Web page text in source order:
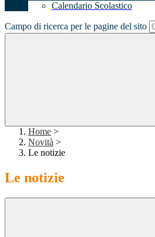
Calendario Scolastico
Campo di ricerca per le pagine del sito
Home >
Novità >
Le notizie
Le notizie